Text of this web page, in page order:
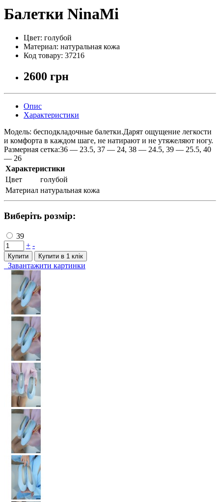
Балетки NinaMi
Цвет: голубой
Материал: натуральная кожа
Код товару: 37216
2600 грн
Опис
Характеристики
Модель: бесподкладочные балетки.Дарят ощущение легкости
и комфорта в каждом шаге, не натирают и не утяжеляют ногу.
Размерная сетка:36 — 23.5, 37 — 24, 38 — 24.5, 39 — 25.5, 40
— 26
Характеристики
Цвет
голубой
Материал натуральная кожа
Виберіть розмір:
39
+ -
Купити Купити в 1 клiк
Завантажити картинки